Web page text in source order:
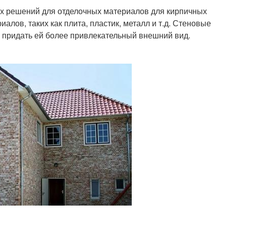
для отделочных материалов для кирпичных
таких как плита, пластик, металл и т.д. Стеновые
ей более привлекательный внешний вид.